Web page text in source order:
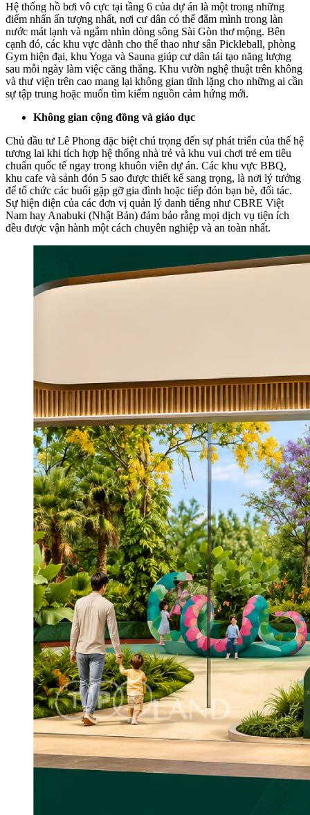
Hệ thống hồ bơi vô cực tại tầng 6 của dự án là một trong những
điểm nhấn ấn tượng nhất, nơi cư dân có thể đắm mình trong làn
nước mát lạnh và ngắm nhìn dòng sông Sài Gòn thơ mộng. Bên
cạnh đó, các khu vực dành cho thể thao như sân Pickleball, phòng
Gym hiện đại, khu Yoga và Sauna giúp cư dân tái tạo năng lượng
sau mỗi ngày làm việc căng thẳng. Khu vườn nghệ thuật trên không
và thư viện trên cao mang lại không gian tĩnh lặng cho những ai cần
sự tập trung hoặc muốn tìm kiếm nguồn cảm hứng mới.
Không gian cộng đồng và giáo dục
Chủ đầu tư Lê Phong đặc biệt chú trọng đến sự phát triển của thế hệ
tương lai khi tích hợp hệ thống nhà trẻ và khu vui chơi trẻ em tiêu
chuẩn quốc tế ngay trong khuôn viên dự án. Các khu vực BBQ,
khu cafe và sảnh đón 5 sao được thiết kế sang trọng, là nơi lý tưởng
để tổ chức các buổi gặp gỡ gia đình hoặc tiếp đón bạn bè, đối tác.
Sự hiện diện của các đơn vị quản lý danh tiếng như CBRE Việt
Nam hay Anabuki (Nhật Bản) đảm bảo rằng mọi dịch vụ tiện ích
đều được vận hành một cách chuyên nghiệp và an toàn nhất.